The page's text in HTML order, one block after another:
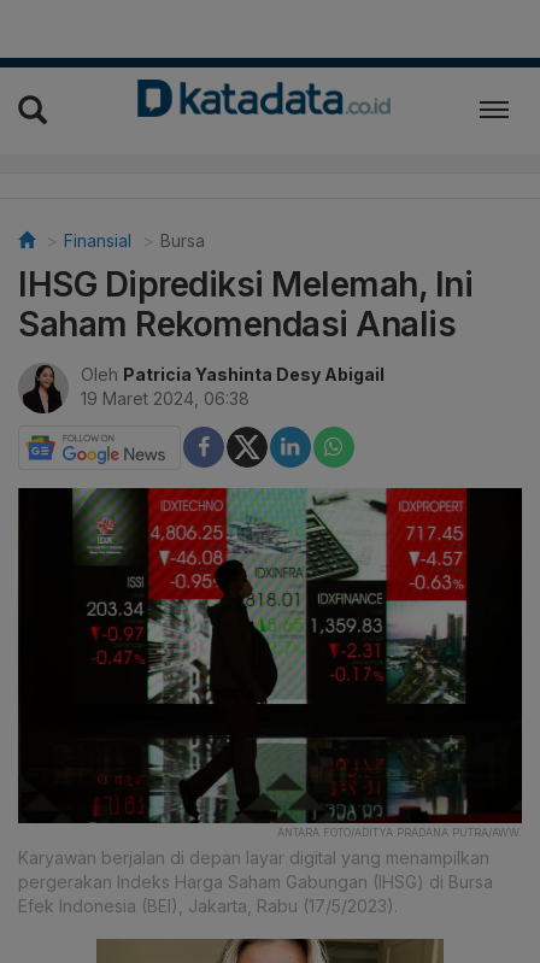
Finansial Bursa
IHSG Diprediksi Melemah, Ini
Saham Rekomendasi Analis
Oleh Patricia Yashinta Desy Abigail
19 Maret 2024, 06:38
ANTARA FOTO/ADITYA PRADANA PUTRA/AWW.
Karyawan berjalan di depan layar digital yang menampilkan
pergerakan Indeks Harga Saham Gabungan (IHSG) di Bursa
Efek Indonesia (BEI), Jakarta, Rabu (17/5/2023).